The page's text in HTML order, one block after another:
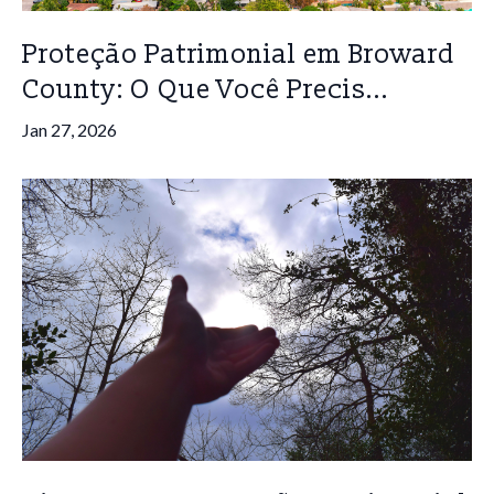
Proteção Patrimonial em Broward
County: O Que Você Precis...
Jan 27, 2026